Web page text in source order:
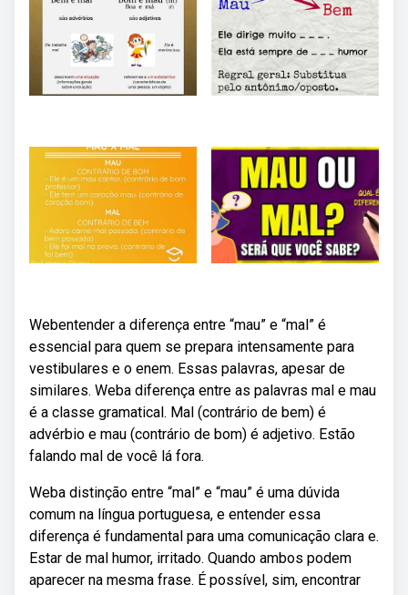
Webentender a diferença entre “mau” e “mal” é
essencial para quem se prepara intensamente para
vestibulares e o enem. Essas palavras, apesar de
similares. Weba diferença entre as palavras mal e mau
é a classe gramatical. Mal (contrário de bem) é
advérbio e mau (contrário de bom) é adjetivo. Estão
falando mal de você lá fora.
Weba distinção entre “mal” e “mau” é uma dúvida
comum na língua portuguesa, e entender essa
diferença é fundamental para uma comunicação clara e.
Estar de mal humor, irritado. Quando ambos podem
aparecer na mesma frase. É possível, sim, encontrar